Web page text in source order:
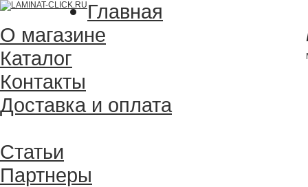
Главная
О магазине
Каталог
Контакты
Доставка и оплата
Статьи
Партнеры